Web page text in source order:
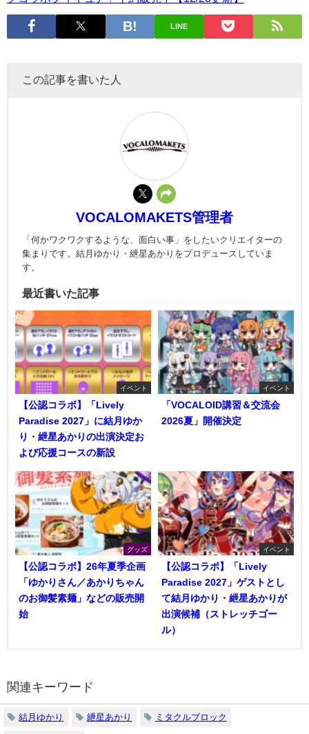
LINE
この記事を書いた人
VOCALOMAKETS管理者
「何かワクワクするような、面白い事」をしたいクリエイターの
集まりです。結月ゆかり・紲星あかりをプロデュースしていま
す。
最近書いた記事
イベント
【公認コラボ】「Lively
Paradise 2027」に結月ゆか
り・紲星あかりの出演決定お
よび応援コースの新設
イベント
「VOCALOID講習＆交流会
2026夏」開催決定
グッズ
【公認コラボ】26年夏季企画
「ゆかりさん／あかりちゃん
のお御髪素麺」などの販売開
始
イベント
【公認コラボ】「Lively
Paradise 2027」ゲストとし
て結月ゆかり・紲星あかりが
出演候補（ストレッチゴー
ル）
関連キーワード
結月ゆかり 紲星あかり ミタクルブロック